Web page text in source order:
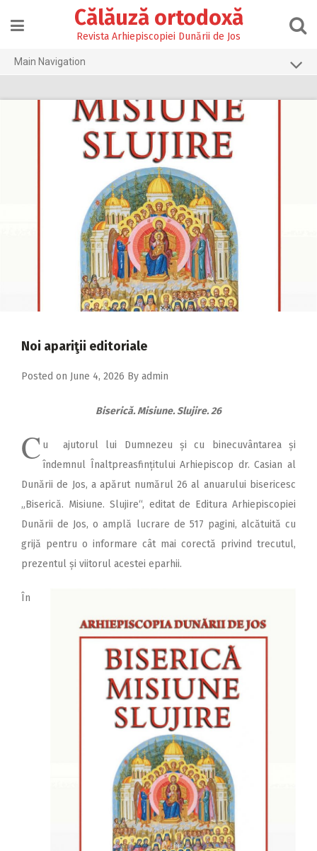
content
Călăuză ortodoxă
Revista Arhiepiscopiei Dunării de Jos
Main Navigation
2017
2016
2013
2012
2011
2009
Noi apariţii editoriale
Posted on June 4, 2026 By admin
Biserică. Misiune. Slujire. 26
C u ajutorul lui Dumnezeu și cu binecuvântarea și
îndemnul Înaltpreasfințitului Arhiepiscop dr. Casian al
Dunării de Jos, a apărut numărul 26 al anuarului bisericesc
„Biserică. Misiune. Slujire“, editat de Editura Arhiepiscopiei
Dunării de Jos, o amplă lucrare de 517 pagini, alcătuită cu
grijă pentru o informare cât mai corectă privind trecutul,
prezentul și viitorul acestei eparhii.
În